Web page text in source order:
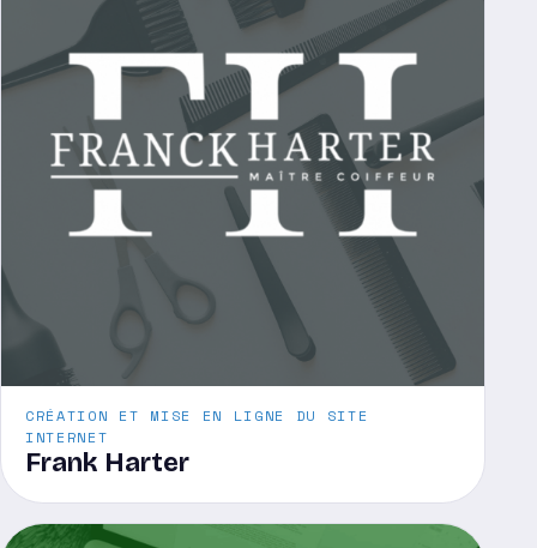
CRÉATION ET MISE EN LIGNE DU SITE
INTERNET
Frank Harter